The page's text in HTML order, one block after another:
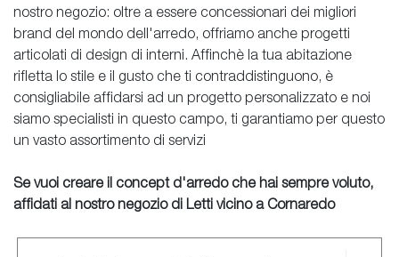
nostro negozio: oltre a essere concessionari dei migliori
brand del mondo dell'arredo, offriamo anche progetti
articolati di design di interni. Affinchè la tua abitazione
rifletta lo stile e il gusto che ti contraddistinguono, è
consigliabile affidarsi ad un progetto personalizzato e noi
siamo specialisti in questo campo, ti garantiamo per questo
un vasto assortimento di servizi
Se vuoi creare il concept d'arredo che hai sempre voluto,
affidati al nostro negozio di Letti vicino a Cornaredo